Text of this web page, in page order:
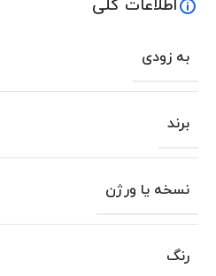
اطلاعات کلی
به زودی
برند
نسخه یا ورژن
رنگ